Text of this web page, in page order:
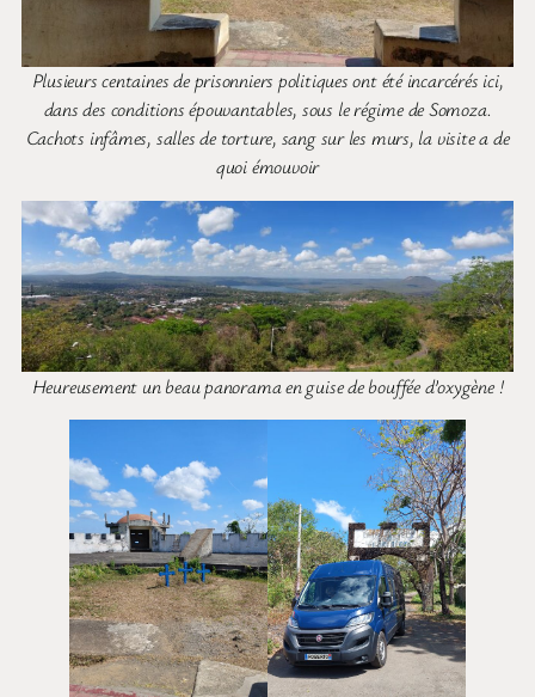
Plusieurs centaines de prisonniers politiques ont été incarcérés ici,
dans des conditions épouvantables, sous le régime de Somoza.
Cachots infâmes, salles de torture, sang sur les murs, la visite a de
quoi émouvoir
Heureusement un beau panorama en guise de bouffée d’oxygène !